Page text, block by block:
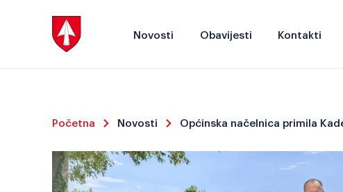
Novosti Obavijesti Kontakti
Početna Novosti